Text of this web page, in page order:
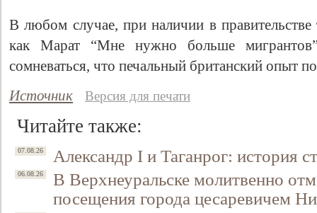
В любом случае, при наличии в
как Марат “Мне нужно больше
сомневаться, что печальный британский опыт
Источник
Версия для печати
Читайте также:
07.08.26 Александр I и Таганрог: история
06.08.26
В Верхнеуральске молитвенно
посещения города цесаревичем